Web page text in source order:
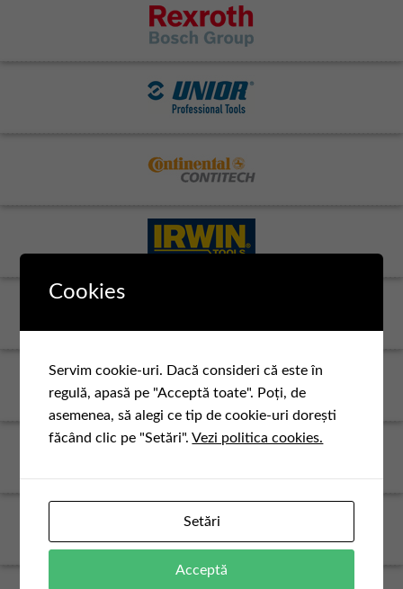
Cookies
Servim cookie-uri. Dacă consideri că este în
regulă, apasă pe "Acceptă toate". Poți, de
asemenea, să alegi ce tip de cookie-uri dorești
făcând clic pe "Setări".Vezi politica cookies.
Setări
Acceptă